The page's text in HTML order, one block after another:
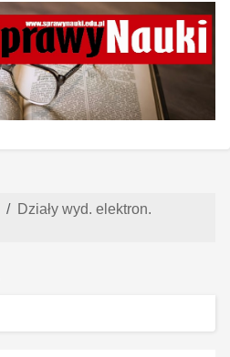
Działy wyd. elektron.